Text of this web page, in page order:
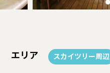
エリア スカイツリー周辺